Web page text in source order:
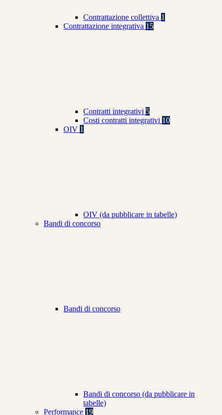
Contrattazione collettiva 1
Contrattazione integrativa 15
Contratti integrativi 5
Costi contratti integrativi 10
OIV 1
OIV (da pubblicare in tabelle)
Bandi di concorso
Bandi di concorso
Bandi di concorso (da pubblicare in
tabelle)
Performance 19